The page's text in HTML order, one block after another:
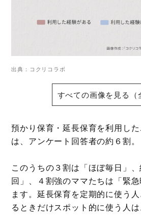
出典：コクリコラボ
すべての画像を見る（
預かり保育・延長保育を利用し
は、アンケート回答者の約６割。
このうちの３割は「ほぼ毎日」
回」、４割強のママたちは「緊
ます。延長保育を定期的に使う
るときだけスポット的に使う人は